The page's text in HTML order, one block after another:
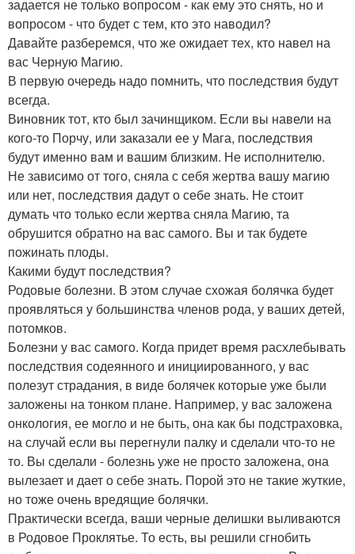
задается не только вопросом - как ему это снять, но и
вопросом - что будет с тем, кто это наводил?
Давайте разберемся, что же ожидает тех, кто навел на
вас Черную Магию.
В первую очередь надо помнить, что последствия будут
всегда.
Виновник тот, кто был зачинщиком. Если вы навели на
кого-то Порчу, или заказали ее у Мага, последствия
будут именно вам и вашим близким. Не исполнителю.
Не зависимо от того, сняла с себя жертва вашу магию
или нет, последствия дадут о себе знать. Не стоит
думать что только если жертва сняла Магию, та
обрушится обратно на вас самого. Вы и так будете
пожинать плоды.
Какими будут последствия?
Родовые болезни. В этом случае схожая болячка будет
проявляться у большинства членов рода, у ваших детей,
потомков.
Болезни у вас самого. Когда придет время расхлебывать
последствия содеянного и инициированного, у вас
полезут страдания, в виде болячек которые уже были
заложены на тонком плане. Например, у вас заложена
онкология, ее могло и не быть, она как бы подстраховка,
на случай если вы перегнули палку и сделали что-то не
то. Вы сделали - болезнь уже не просто заложена, она
вылезает и дает о себе знать. Порой это не такие жуткие,
но тоже очень вредящие болячки.
Практически всегда, ваши черные делишки выливаются
в Родовое Проклятье. То есть, вы решили сгнобить